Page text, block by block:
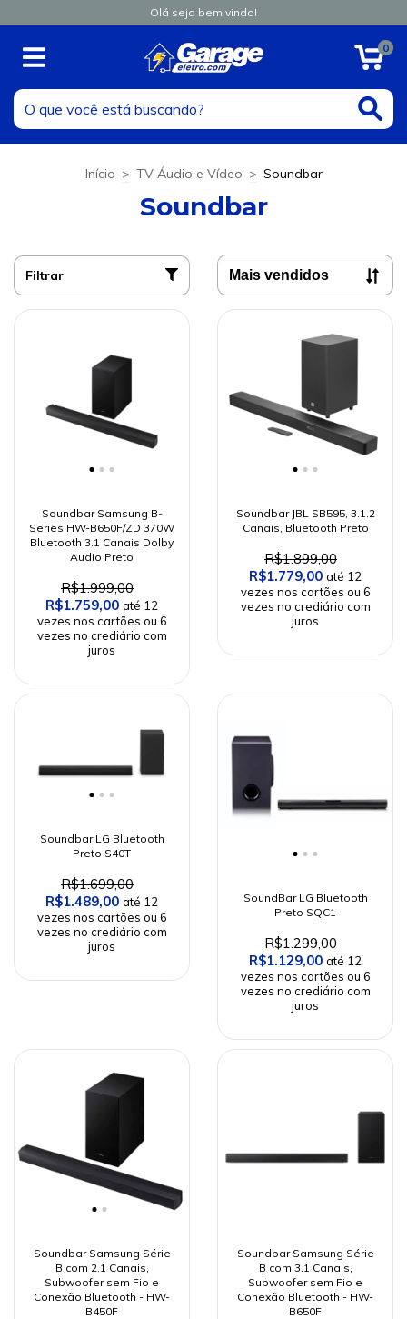
Olá seja bem vindo!
0
Início > TV Áudio e Vídeo > Soundbar
Soundbar
Filtrar
Soundbar Samsung B-
Series HW-B650F/ZD 370W
Bluetooth 3.1 Canais Dolby
Audio Preto
R$1.999,00
R$1.759,00
Soundbar JBL SB595, 3.1.2
Canais, Bluetooth Preto
R$1.899,00
R$1.779,00
Soundbar LG Bluetooth
Preto S40T
R$1.699,00
R$1.489,00
SoundBar LG Bluetooth
Preto SQC1
R$1.299,00
R$1.129,00
Soundbar Samsung Série
B com 2.1 Canais,
Subwoofer sem Fio e
Conexão Bluetooth - HW-
B450F
Soundbar Samsung Série
B com 3.1 Canais,
Subwoofer sem Fio e
Conexão Bluetooth - HW-
B650F